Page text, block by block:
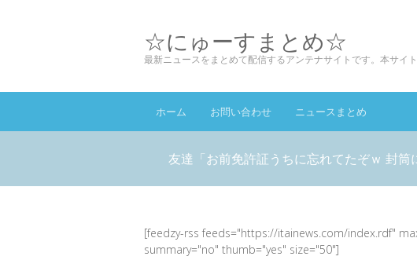
☆にゅーすまとめ☆
最新ニュースをまとめて配信するアンテナサイトです。本サイ
ホーム お問い合わせ ニュースまとめ
友達「お前免許証うちに忘れてたぞｗ 封筒
[feedzy-rss feeds="https://itainews.com/index.rdf"
summary="no" thumb="yes" size="50"]